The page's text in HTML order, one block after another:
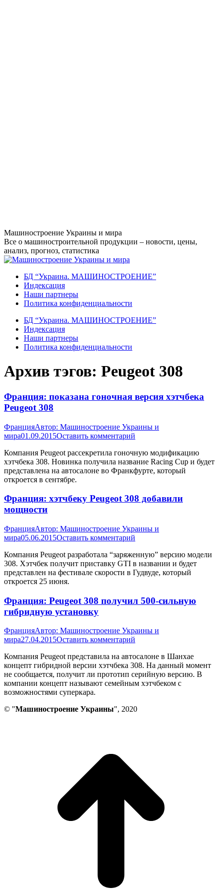
Перейти
к
содержанию
Машиностроение Украины и мира
Все о машиностроительной продукции – новости, цены,
анализ, прогноз, статистика
БД “Украина. МАШИНОСТРОЕНИЕ”
Индекcация
Наши партнеры
Политика конфиденциальности
БД “Украина. МАШИНОСТРОЕНИЕ”
Индекcация
Наши партнеры
Политика конфиденциальности
Архив тэгов: Peugeot 308
Франция: показана гоночная версия хэтчбека
Peugeot 308
ФранцияАвтор: Машиностроение Украины и
мира01.09.2015Оставить комментарий
Компания Peugeot рассекретила гоночную модификацию
хэтчбека 308. Новинка получила название Racing Cup и будет
представлена на автосалоне во Франкфурте, который
откроется в сентябре.
Франция: хэтчбеку Peugeot 308 добавили
мощности
ФранцияАвтор: Машиностроение Украины и
мира05.06.2015Оставить комментарий
Компания Peugeot разработала “заряженную” версию модели
308. Хэтчбек получит приставку GTI в названии и будет
представлен на фестивале скорости в Гудвуде, который
откроется 25 июня.
Франция: Peugeot 308 получил 500-сильную
гибридную установку
ФранцияАвтор: Машиностроение Украины и
мира27.04.2015Оставить комментарий
Компания Peugeot представила на автосалоне в Шанхае
концепт гибридной версии хэтчбека 308. На данный момент
не сообщается, получит ли прототип серийную версию. В
компании концепт называют семейным хэтчбеком с
возможностями суперкара.
© "Машиностроение Украины", 2020